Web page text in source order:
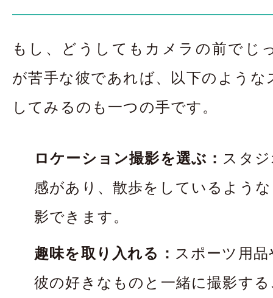
もし、どうしてもカメラの前でじ
が苦手な彼であれば、以下のような
してみるのも一つの手です。
ロケーション撮影を選ぶ： スタ
感があり、散歩をしているよう
影できます。
趣味を取り入れる： スポーツ用
彼の好きなものと一緒に撮影す